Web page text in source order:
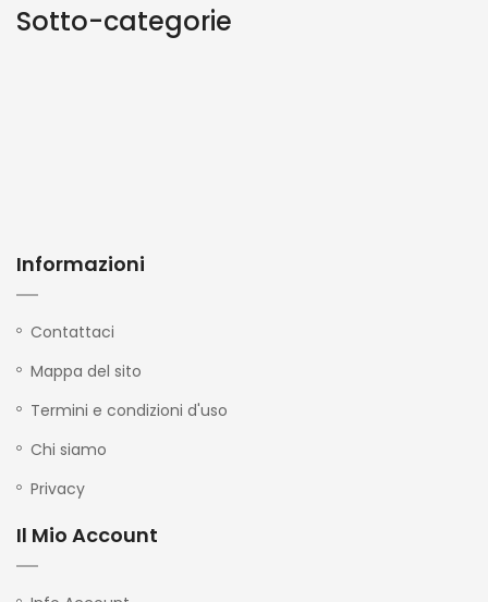
Sotto-categorie
Informazioni
Contattaci
Mappa del sito
Termini e condizioni d'uso
Chi siamo
Privacy
Il Mio Account